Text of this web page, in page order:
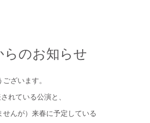
らのお知らせ
ざいます。
れている公演と、
せんが）来春に予定している